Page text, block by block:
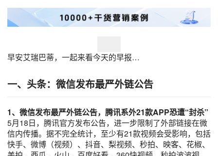
元宇宙 跨境 青瓜通
早安艾瑞巴蒂，一起来看今天的早报…
一、头条： 微信发布最严外链公告
1、微信发布最严外链公告，腾讯系外21款APP恐遭“封杀”
5月18日，腾讯官方发布公告，进一步限制了外部链接在微
信内传播。据不完全统计，至少有21款视频会受影响，包括
快手、微博（视频）、 抖音、梨视频、 秒拍、 映客、花椒、